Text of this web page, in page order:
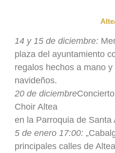
14 y 15 de diciembre:
plaza del ayuntamiento
regalos hechos a mano
navideños.
20 de diciembre
Choir Altea
en la Parroquia de Santa
5 de enero 17:00:
principales calles de